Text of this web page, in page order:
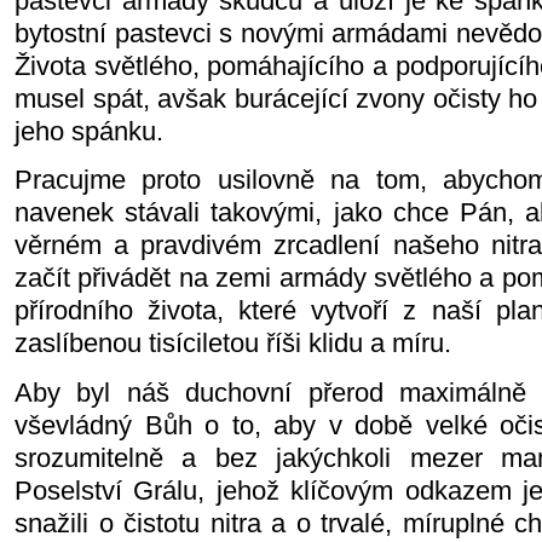
bytostní pastevci s novými armádami
Života světlého, pomáhajícího a
musel spát, avšak burácející zvony očisty
jeho spánku.
Pracujme proto usilovně na tom,
navenek stávali takovými, jako chce Pán,
věrném a pravdivém zrcadlení našeho
začít přivádět na zemi armády světlého a
přírodního života, které vytvoří z naší
zaslíbenou tisíciletou říši klidu a míru.
Aby byl náš duchovní přerod maximálně
vševládný Bůh o to, aby v době velké
srozumitelně a bez jakýchkoli mezer
Poselství Grálu, jehož klíčovým odkazem
snažili o čistotu nitra a o trvalé, míruplné